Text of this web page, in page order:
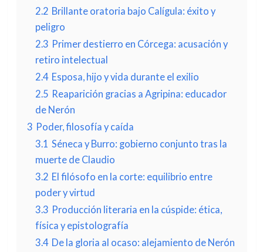
2.2 Brillante oratoria bajo Calígula: éxito y
peligro
2.3 Primer destierro en Córcega: acusación y
retiro intelectual
2.4 Esposa, hijo y vida durante el exilio
2.5 Reaparición gracias a Agripina: educador
de Nerón
3 Poder, filosofía y caída
3.1 Séneca y Burro: gobierno conjunto tras la
muerte de Claudio
3.2 El filósofo en la corte: equilibrio entre
poder y virtud
3.3 Producción literaria en la cúspide: ética,
física y epistolografía
3.4 De la gloria al ocaso: alejamiento de Nerón